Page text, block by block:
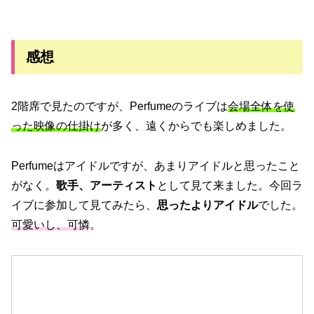
感想
2階席で見たのですが、Perfumeのライブは会場全体を使
った映像の仕掛けが多く、遠くからでも楽しめました。
Perfumeはアイドルですが、あまりアイドルと思ったこと
がなく。 歌手、アーティスト として見て来ました。今回ラ
イブに参加して見てみたら、 思ったよりアイドルでした。
可愛いし、可憐。